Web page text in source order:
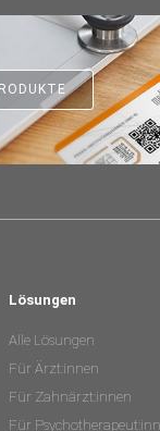
Lösungen
Alle Lösungen
Für Ärzt:innen
Für Zahnärzt:innen
Für